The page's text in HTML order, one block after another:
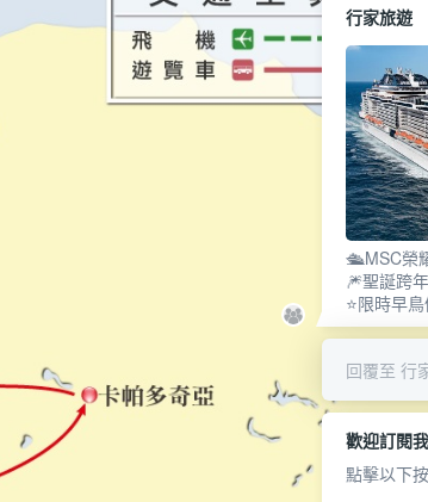
行家旅遊
🛳️MSC榮
🎆聖誕跨
⭐限時早鳥
回覆至 行
歡迎訂閱
點擊以下